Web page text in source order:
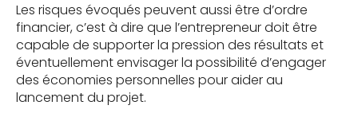
Les risques évoqués peuvent aussi être d’ordre
financier, c’est à dire que l’entrepreneur doit être
capable de supporter la pression des résultats et
éventuellement envisager la possibilité d’engager
des économies personnelles pour aider au
lancement du projet.